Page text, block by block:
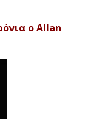
ο Allan